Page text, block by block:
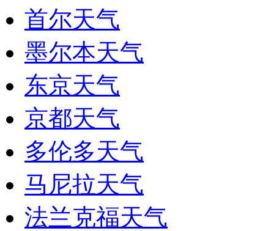
首尔天气
墨尔本天气
东京天气
京都天气
多伦多天气
马尼拉天气
法兰克福天气